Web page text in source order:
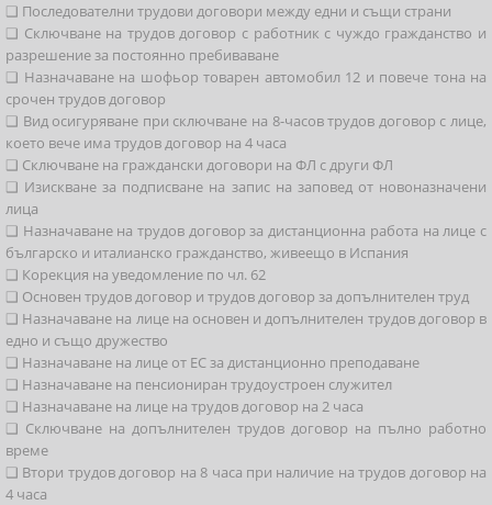
❑ Последователни трудови договори между едни и същи страни
❑ Сключване на трудов договор с работник с чуждо гражданство и
разрешение за постоянно пребиваване
❑ Назначаване на шофьор товарен автомобил 12 и повече тона на
срочен трудов договор
❑ Вид осигуряване при сключване на 8-часов трудов договор с лице,
което вече има трудов договор на 4 часа
❑ Сключване на граждански договори на ФЛ с други ФЛ
❑ Изискване за подписване на запис на заповед от новоназначени
лица
❑ Назначаване на трудов договор за дистанционна работа на лице с
българско и италианско гражданство, живеещо в Испания
❑ Корекция на уведомление по чл. 62
❑ Основен трудов договор и трудов договор за допълнителен труд
❑ Назначаване на лице на основен и допълнителен трудов договор в
едно и също дружество
❑ Назначаване на лице от ЕС за дистанционно преподаване
❑ Назначаване на пенсиониран трудоустроен служител
❑ Назначаване на лице на трудов договор на 2 часа
❑ Сключване на допълнителен трудов договор на пълно работно
време
❑ Втори трудов договор на 8 часа при наличие на трудов договор на
4 часа